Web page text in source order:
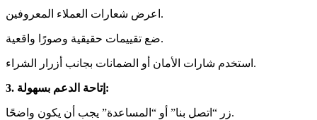
اعرض شعارات العملاء المعروفين.
ضع تقييمات حقيقية وصورًا واقعية.
استخدم شارات الأمان أو الضمانات بجانب أزرار الشراء.
3. إتاحة الدعم بسهولة:
زر “اتصل بنا” أو “المساعدة” يجب أن يكون واضحًا.